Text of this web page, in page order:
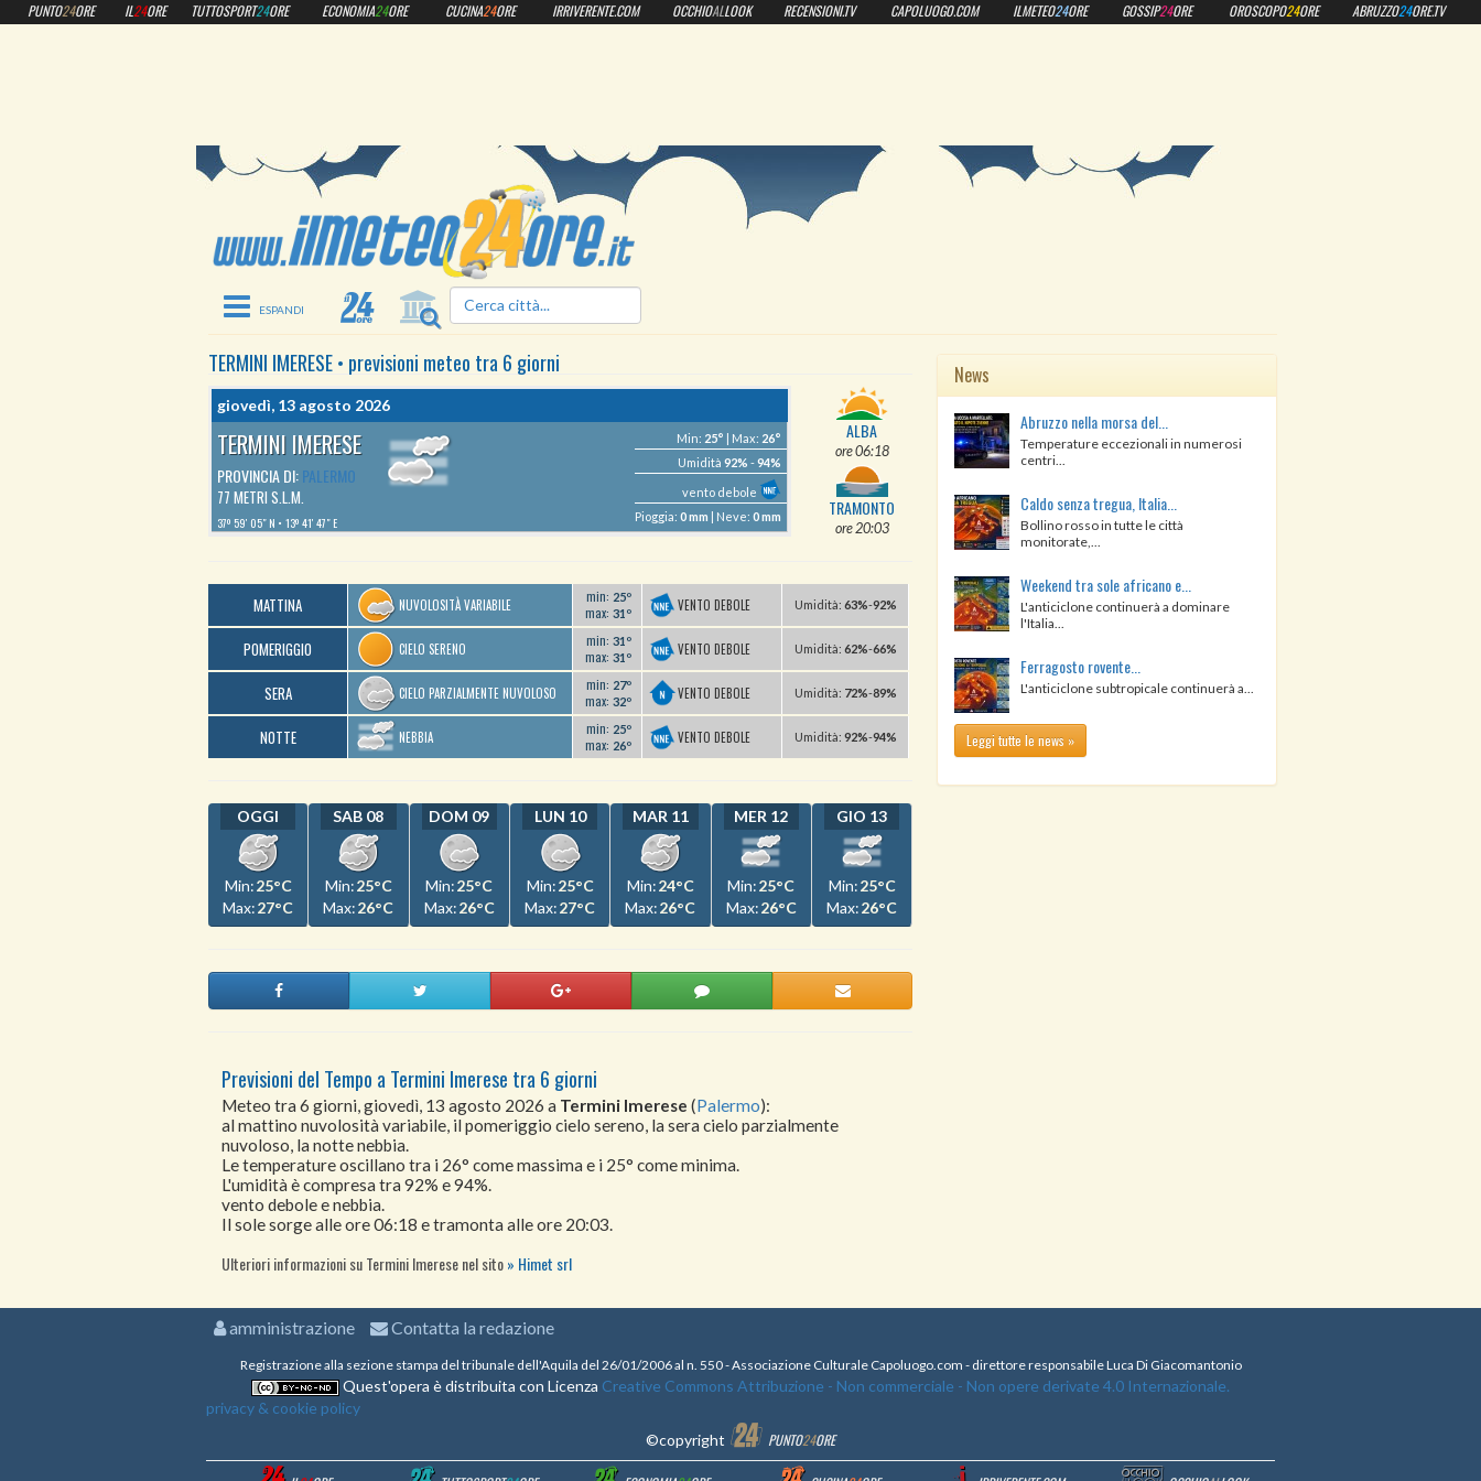
ilmeteo24ore.it
Toggle navigation
TERMINI IMERESE• previsioni meteo tra 6 giorni
giovedì, 13 agosto 2026
TERMINI IMERESE
PROVINCIA DI:PALERMO
77 METRI S.L.M.
37º 59′ 05″ N 13º 41′ 47″ E
Min: 25° | Max: 26°
Umidità92%-94%
vento debole
Pioggia:0 mm | Neve:0 mm
ALBA
ore 06:18
TRAMONTO
ore 20:03
MATTINA NUVOLOSITÀ VARIABILE min: 25º
max: 31º VENTO DEBOLE Umidità: 63%-92%
POMERIGGIO CIELO SERENO min: 31º
max: 31º VENTO DEBOLE Umidità: 62%-66%
SERA CIELO PARZIALMENTE NUVOLOSO min: 27º
max: 32º VENTO DEBOLE Umidità: 72%-89%
NOTTE NEBBIA min: 25º
max: 26º VENTO DEBOLE Umidità: 92%-94%
OGGI
Min:25°C
Max:27°C
SAB 08
Min:25°C
Max:26°C
DOM 09
Min:25°C
Max:26°C
LUN 10
Min:25°C
Max:27°C
MAR 11
Min:24°C
Max:26°C
MER 12
Min:25°C
Max:26°C
GIO 13
Min:25°C
Max:26°C
Previsioni del Tempo a Termini Imerese tra 6 giorni
Meteo tra 6 giorni, giovedì, 13 agosto 2026 a Termini Imerese (Palermo):
al mattino nuvolosità variabile, il pomeriggio cielo sereno, la sera cielo parzialmente
nuvoloso, la notte nebbia.
Le temperature oscillano tra i 26° come massima e i 25° come minima.
L'umidità è compresa tra 92% e 94%.
vento debole e nebbia.
Il sole sorge alle ore 06:18 e tramonta alle ore 20:03.
Ulteriori informazioni su Termini Imerese nel sito Himet srl
News
Abruzzo nella morsa del...
Temperature eccezionali in numerosi
centri...
Caldo senza tregua, Italia...
Bollino rosso in tutte le città
monitorate,...
Weekend tra sole africano e...
L'anticiclone continuerà a dominare
l'Italia...
Ferragosto rovente...
L'anticiclone subtropicale continuerà a...
Leggi tutte le news »
PUNTO24ORE IL24ORE TUTTOSPORT24ORE ECONOMIA24ORE CUCINA24ORE IRRIVERENTE.COM OCCHIOALLOOK RECENSIONI.TV CAPOLUOGO.COM ILMETEO24ORE GOSSIP24ORE OROSCOPO24ORE ABRUZZO24ORE.TV
amministrazione Contatta la redazione
Registrazione alla sezione stampa del tribunale dell'Aquila del 26/01/2006 al n. 550 - Associazione Culturale Capoluogo.com - direttore responsabile Luca Di Giacomantonio
Quest'opera è distribuita con Licenza Creative Commons Attribuzione - Non commerciale - Non opere derivate 4.0 Internazionale.
privacy & cookie policy
©copyright
PUNTO24ORE